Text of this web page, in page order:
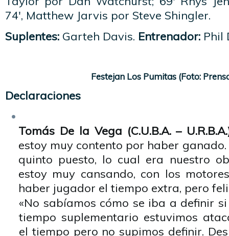
74′, Matthew Jarvis por Steve Shingler.
Suplentes: Garteh Davis. Entrenador: Phil
Festejan Los Pumitas (Foto:
Declaraciones
Tomás De la Vega (C.U.B.A. –
estoy muy contento por haber
quinto puesto, lo cual era nuestro
estoy muy cansando, con los
haber jugador el tiempo extra, pero
«No sabíamos cómo se iba a definir
tiempo suplementario estuvimos
el tiempo pero no supimos definir.